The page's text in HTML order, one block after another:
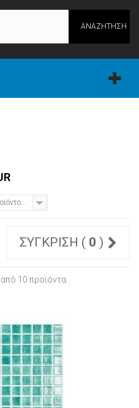
ΑΝΑΖΉΤΗΣΗ
Ονομασία Προϊόντος: Α έως το Ω
ΣΎΓΚΡΙΣΗ ( 0 )
10 προϊόντα